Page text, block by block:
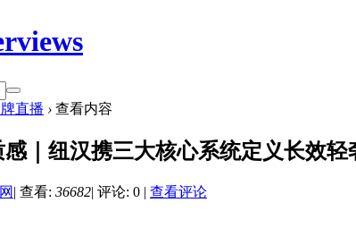
直播 › 查看内容
｜纽汉携三大核心系统定义长效轻
| 查看: 36682| 评论: 0 | 查看评论